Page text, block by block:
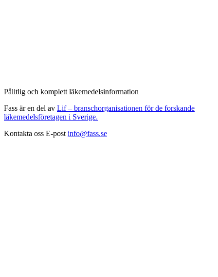
Pålitlig och komplett läkemedelsinformation
Fass är en del av Lif – branschorganisationen för de forskande
läkemedelsföretagen i Sverige.
Kontakta oss E-post info@fass.se